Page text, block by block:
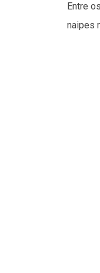
Entre
naipes